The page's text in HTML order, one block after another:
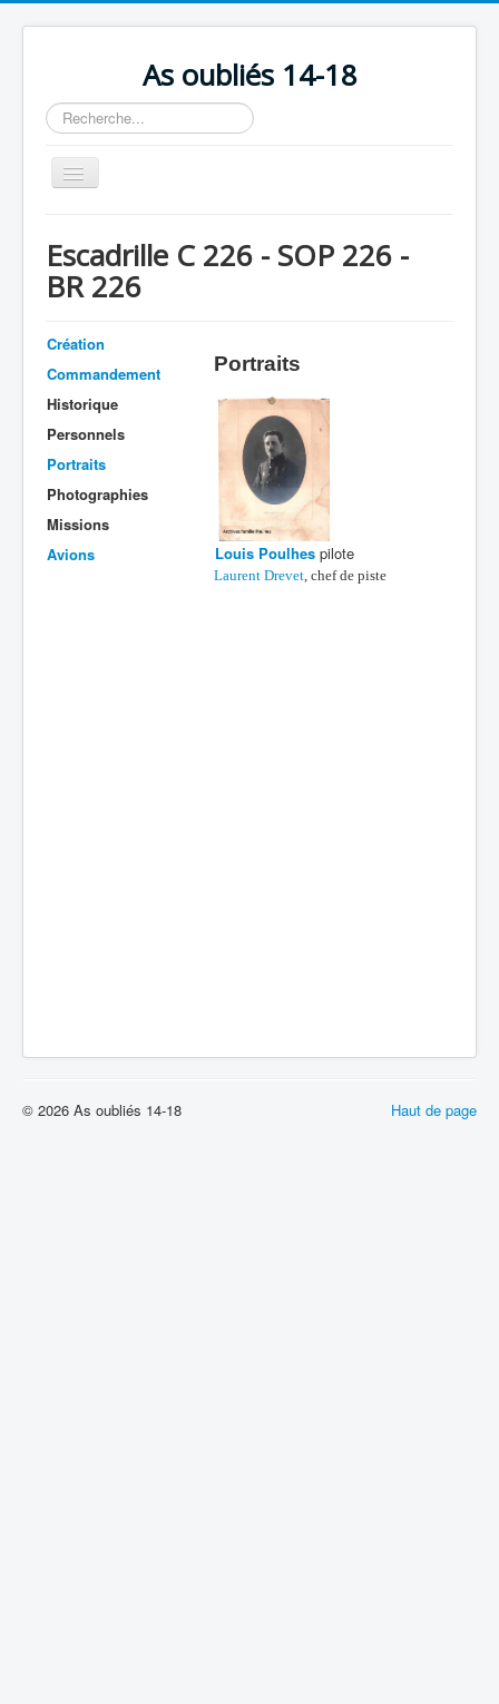
As oubliés 14-18
Rechercher
Basculer
la
Chronologie
Escadrilles
Organisation
Avions
Personnels
Formation
Doctrines
Batailles
Escadrille C 226 - SOP 226 -
BR 226
Création
Commandement
Historique
Personnels
Portraits
Photographies
Missions
Avions
Portraits
Louis Poulhes pilote
Laurent Drevet, chef de piste
Haut de page
© 2026 As oubliés 14-18